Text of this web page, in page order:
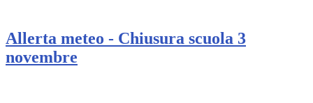
Allerta meteo - Chiusura scuola 3
novembre